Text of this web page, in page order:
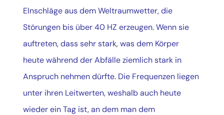
EInschläge aus dem Weltraumwetter, die
Störungen bis über 40 HZ erzeugen. Wenn sie
auftreten, dass sehr stark, was dem Körper
heute während der Abfälle ziemlich stark in
Anspruch nehmen dürfte. Die Frequenzen liegen
unter ihren Leitwerten, weshalb auch heute
wieder ein Tag ist, an dem man dem